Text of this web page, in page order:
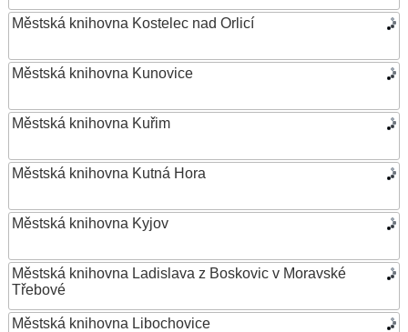
Městská knihovna Kostelec nad Orlicí
Městská knihovna Kunovice
Městská knihovna Kuřim
Městská knihovna Kutná Hora
Městská knihovna Kyjov
Městská knihovna Ladislava z Boskovic v Moravské
Třebové
Městská knihovna Libochovice